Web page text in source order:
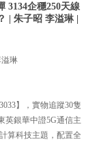
3134企穩250天線
| 朱子昭 李溢琳 |
琳
】，實物追蹤30隻
英銀華中證5G通信主
算科技主題，配置全